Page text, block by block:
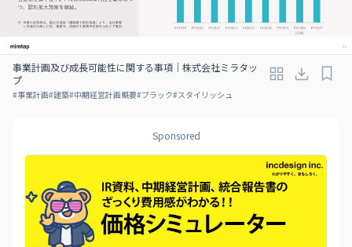
事業計画及び成長可能性に関する事項｜株式会社ミラタッ
プ
#事業計画#建築#中期経営計画概要#ブラック#スタイリッシュ
Sponsored